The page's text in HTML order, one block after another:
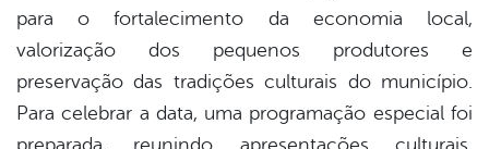
para o fortalecimento da economia local,
valorização dos pequenos produtores e
preservação das tradições culturais do município.
Para celebrar a data, uma programação especial foi